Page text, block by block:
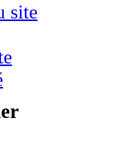
site